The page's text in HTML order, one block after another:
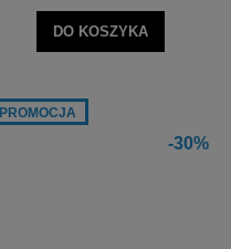
DO KOSZYKA
-30%
PROMOCJA